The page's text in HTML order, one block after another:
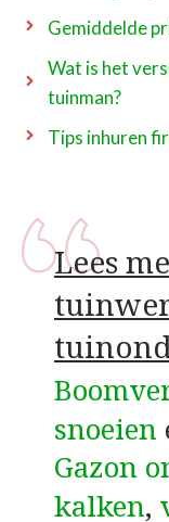
Gemiddelde
Wat is het
tuinman?
Tips inhuren
Lees
snoeien
Gazon
kalken,